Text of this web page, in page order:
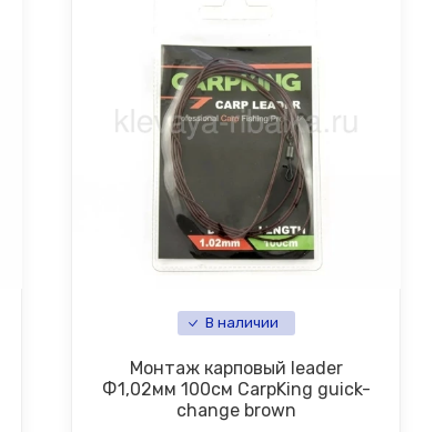
В наличии
Монтаж карповый leader
Ф1,02мм 100см CarpKing guick-
change brown